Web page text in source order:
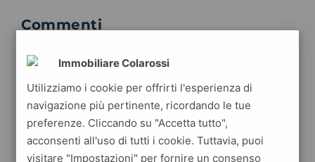
Commenti
Quando i visitatori lasciano commenti sul
modulo dei commenti oltre all’indirizzo IP
del visitatore e la stringa dello user agent
del browser per facilitare il rilevamento
Immobiliare Colarossi
Utilizziamo i cookie per offrirti l'esperienza di
navigazione più pertinente, ricordando le tue
preferenze. Cliccando su "Accetta tutto",
acconsenti all'uso di tutti i cookie. Tuttavia, puoi
visitare "Impostazioni" per fornire un consenso